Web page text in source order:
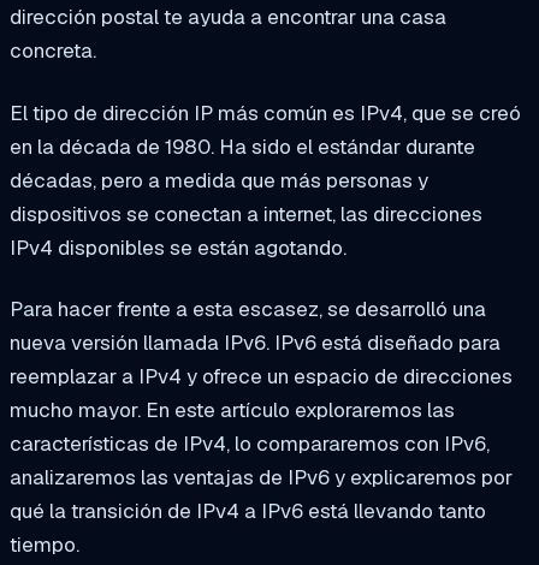
dirección postal te ayuda a encontrar una casa
concreta.
El tipo de dirección IP más común es IPv4, que se creó
en la década de 1980. Ha sido el estándar durante
décadas, pero a medida que más personas y
dispositivos se conectan a internet, las direcciones
IPv4 disponibles se están agotando.
Para hacer frente a esta escasez, se desarrolló una
nueva versión llamada IPv6. IPv6 está diseñado para
reemplazar a IPv4 y ofrece un espacio de direcciones
mucho mayor. En este artículo exploraremos las
características de IPv4, lo compararemos con IPv6,
analizaremos las ventajas de IPv6 y explicaremos por
qué la transición de IPv4 a IPv6 está llevando tanto
tiempo.